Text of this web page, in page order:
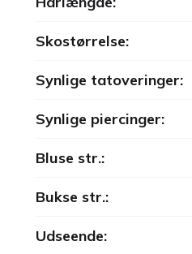
Skostørrelse:
Synlige tatoveringer:
Synlige piercinger:
Bluse str.:
Bukse str.:
Udseende: